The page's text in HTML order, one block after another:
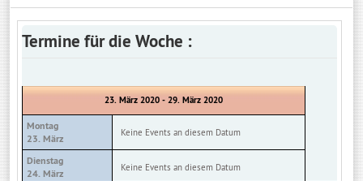
Termine für die Woche :
23. März 2020 - 29. März 2020
Montag
23. März
Keine Events an diesem Datum
Dienstag
24. März
Keine Events an diesem Datum